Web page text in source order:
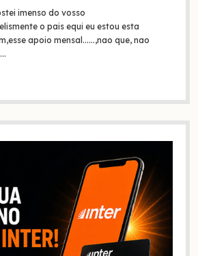
imenso do vosso
o pais equi eu estou esta
apoio mensal......,nao que, nao